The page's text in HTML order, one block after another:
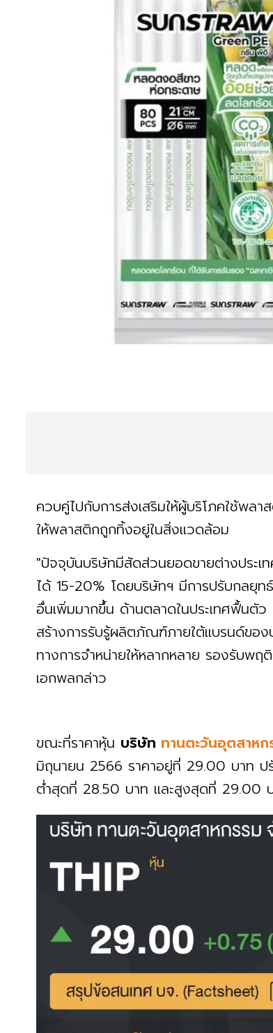
ควบคู่ไปกับการส่งเสริมให้ผู้บริโภคใช้พล
ให้พลาสติกถูกทิ้งอยู่ในสิ่งแวดล้อม
"ปัจจุบันบริษัทมีสัดส่วนยอดขายต่างประเ
ได้ 15-20% โดยบริษัทฯ มีการปรับกลยุท
อื่นเพิ่มมากขึ้น ด้านตลาดในประเทศฟื้นตั
สร้างการรับรู้ผลิตภัณฑ์ภายใต้แบรนด์ของ
ทางการจำหน่ายให้หลากหลาย รองรับพ
เอกพลกล่าว
ขณะที่ราคาหุ้น บริษัท ทานตะวันอุตสาหก
มิถุนายน 2566 ราคาอยู่ที่ 29.00 บาท ป
ต่ำสุดที่ 28.50 บาท และสูงสุดที่ 29.00